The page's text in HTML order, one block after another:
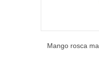
Mango rosca